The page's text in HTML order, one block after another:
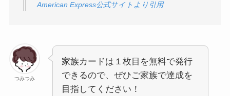
American Express公式サイトより引用
つみつみ
家族カードは１枚目を無料で発行
できるので、ぜひご家族で達成を
目指してください！